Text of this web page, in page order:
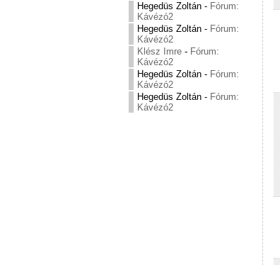
Hegedüs Zoltán - Fórum:
Kávézó2
Hegedüs Zoltán - Fórum:
Kávézó2
Klész Imre - Fórum:
Kávézó2
Hegedüs Zoltán - Fórum:
Kávézó2
Hegedüs Zoltán - Fórum:
Kávézó2